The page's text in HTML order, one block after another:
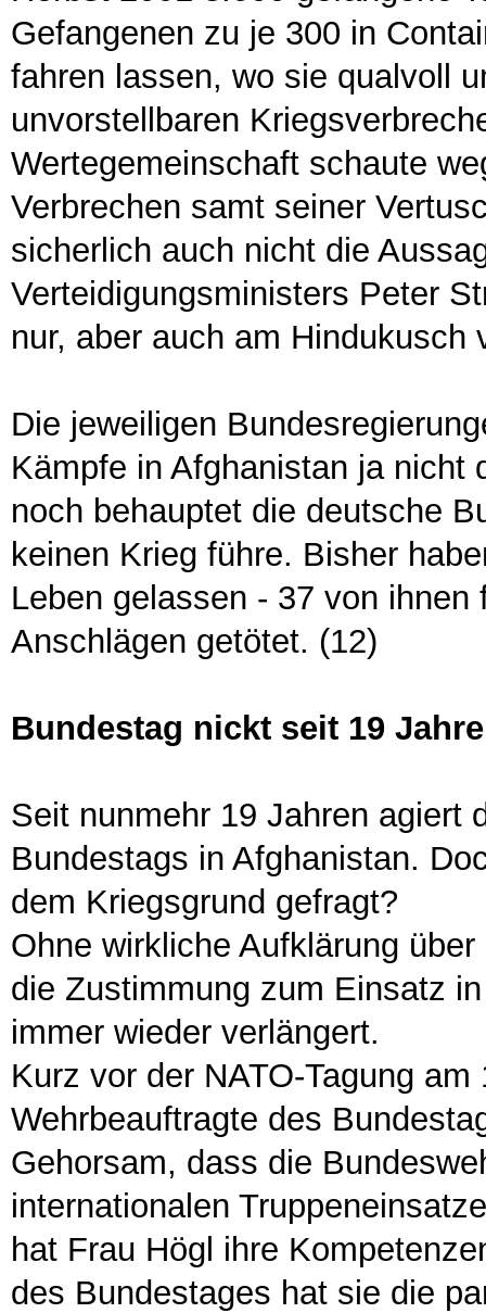
Gefangenen zu je 300 in
fahren lassen, wo sie qualvoll
unvorstellbaren
Wertegemeinschaft schaute
Verbrechen samt seiner
sicherlich auch nicht die
Verteidigungsministers Peter
nur, aber auch am Hindukusch
Die jeweiligen
Kämpfe in Afghanistan ja nicht
noch behauptet die deutsche
keinen Krieg führe. Bisher
Leben gelassen - 37 von
Anschlägen getötet. (12)
Bundestag nickt seit 19
Seit nunmehr 19 Jahren agiert
Bundestags in Afghanistan.
dem Kriegsgrund gefragt?
Ohne wirkliche Aufklärung
die Zustimmung zum Einsatz
immer wieder verlängert.
Kurz vor der NATO-Tagung
Wehrbeauftragte des
Gehorsam, dass die
internationalen
hat Frau Högl ihre
des Bundestages hat sie die